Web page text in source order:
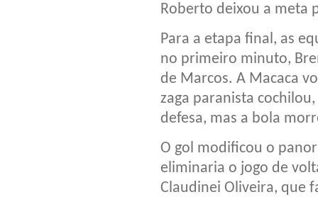
Roberto deixou a meta
Para a etapa final, as
no primeiro minuto,
de Marcos. A Macaca
zaga paranista
defesa, mas a bola
O gol modificou o
eliminaria o jogo de
Claudinei Oliveira, que